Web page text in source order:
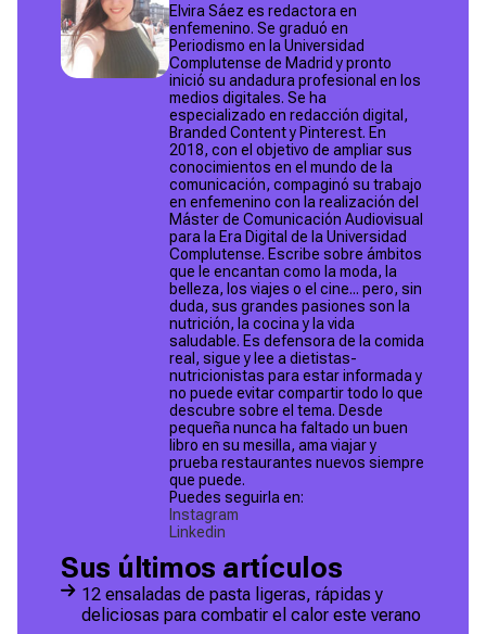
Elvira Sáez es redactora en
enfemenino. Se graduó en
Periodismo en la Universidad
Complutense de Madrid y pronto
inició su andadura profesional en los
medios digitales. Se ha
especializado en redacción digital,
Branded Content y Pinterest. En
2018, con el objetivo de ampliar sus
conocimientos en el mundo de la
comunicación, compaginó su trabajo
en enfemenino con la realización del
Máster de Comunicación Audiovisual
para la Era Digital de la Universidad
Complutense. Escribe sobre ámbitos
que le encantan como la moda, la
belleza, los viajes o el cine... pero, sin
duda, sus grandes pasiones son la
nutrición, la cocina y la vida
saludable. Es defensora de la comida
real, sigue y lee a dietistas-
nutricionistas para estar informada y
no puede evitar compartir todo lo que
descubre sobre el tema. Desde
pequeña nunca ha faltado un buen
libro en su mesilla, ama viajar y
prueba restaurantes nuevos siempre
que puede.
Puedes seguirla en:
Instagram
Linkedin
Sus últimos artículos
12 ensaladas de pasta ligeras, rápidas y
deliciosas para combatir el calor este verano